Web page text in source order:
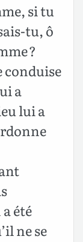
si tu
tu, ô
?
conduise
a
lui a
été
ne se